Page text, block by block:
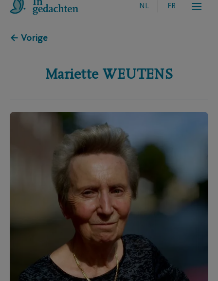
NL FR
← Vorige
Mariette WEUTENS